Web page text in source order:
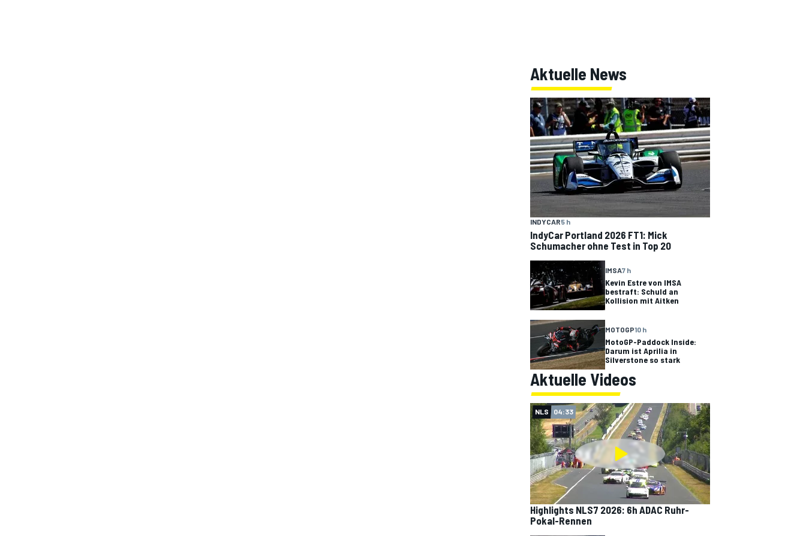
Aktuelle News
INDYCAR5 h
IndyCar Portland 2026 FT1: Mick
Schumacher ohne Test in Top 20
IMSA7 h
Kevin Estre von IMSA
bestraft: Schuld an
Kollision mit Aitken
MOTOGP10 h
MotoGP-Paddock Inside:
Darum ist Aprilia in
Silverstone so stark
Aktuelle Videos
NLS 04:33
Highlights NLS7 2026: 6h ADAC Ruhr-
Pokal-Rennen